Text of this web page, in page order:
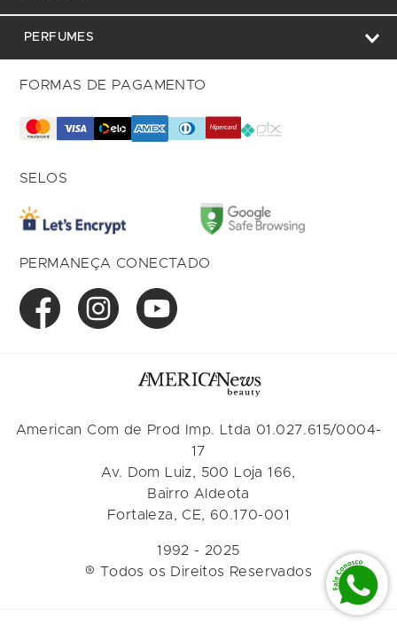
PERFUMES
FORMAS DE PAGAMENTO
SELOS
PERMANEÇA CONECTADO
American Com de Prod Imp. Ltda 01.027.615/0004-
17
Av. Dom Luiz, 500 Loja 166,
Bairro Aldeota
Fortaleza, CE, 60.170-001
1992 - 2025
® Todos os Direitos Reservados